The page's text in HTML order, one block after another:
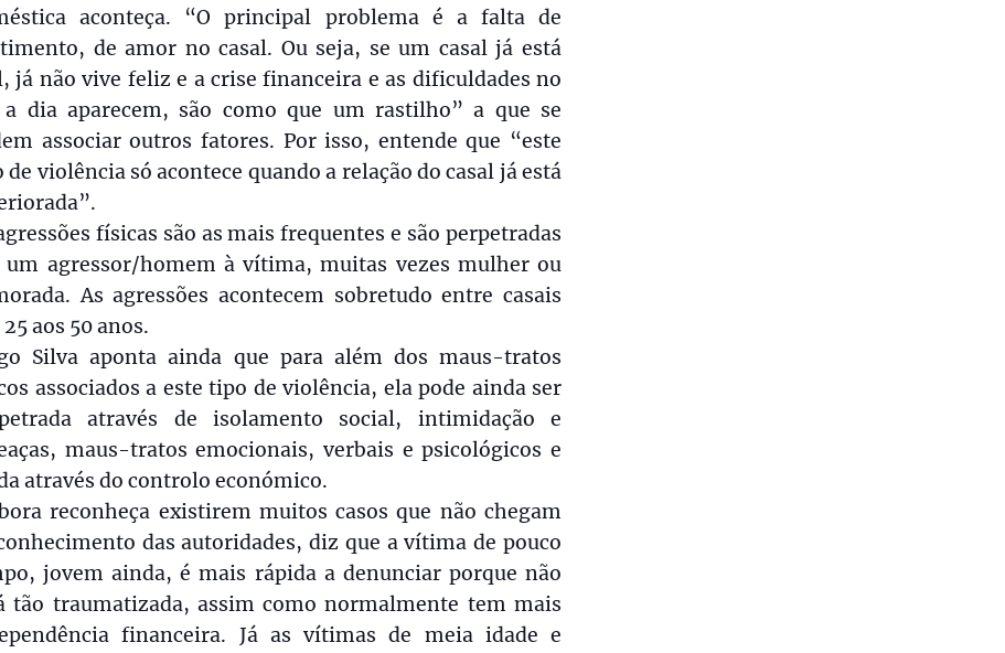
aconteça. “O principal problema é a falta de
de amor no casal. Ou seja, se um casal já está
já não vive feliz e a crise financeira e as dificuldades no
dia aparecem, são como que um rastilho” a que se
associar outros fatores. Por isso, entende que “este
de violência só acontece quando a relação do casal já está
físicas são as mais frequentes e são perpetradas
um agressor/homem à vítima, muitas vezes mulher ou
As agressões acontecem sobretudo entre casais
aos 50 anos.
Silva aponta ainda que para além dos maus-tratos
associados a este tipo de violência, ela pode ainda ser
através de isolamento social, intimidação e
maus-tratos emocionais, verbais e psicológicos e
através do controlo económico.
reconheça existirem muitos casos que não chegam
das autoridades, diz que a vítima de pouco
jovem ainda, é mais rápida a denunciar porque não
tão traumatizada, assim como normalmente tem mais
financeira. Já as vítimas de meia idade e